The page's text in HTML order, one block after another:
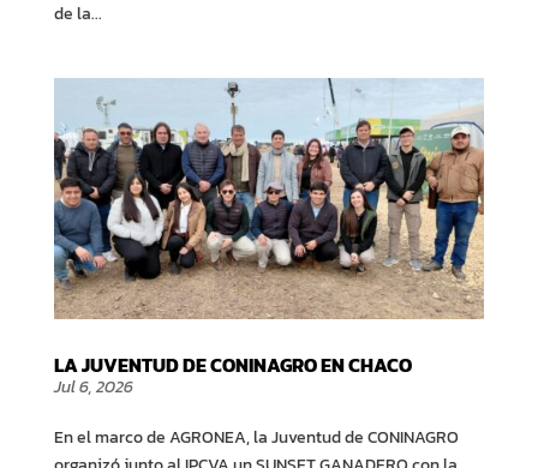
de la...
LA JUVENTUD DE CONINAGRO EN CHACO
Jul 6, 2026
En el marco de AGRONEA, la Juventud de CONINAGRO